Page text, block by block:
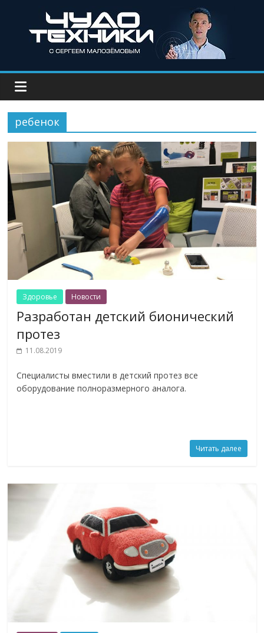
ребенок
Здоровье Новости
Разработан детский бионический
протез
11.08.2019
Специалисты вместили в детский протез все
оборудование полноразмерного аналога.
Читать далее